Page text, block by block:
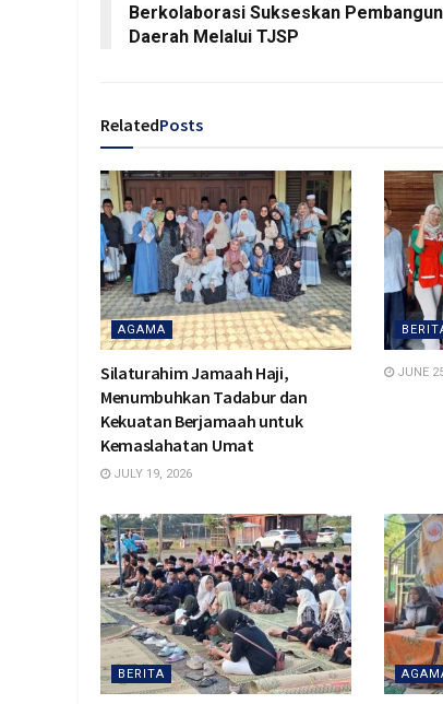
Berkolaborasi Sukseskan
Daerah Melalui TJSP
RelatedPosts
AGAMA
Silaturahim Jamaah Haji,
Menumbuhkan Tadabur dan
Kekuatan Berjamaah untuk
Kemaslahatan Umat
JULY 19, 2026
JUNE
BERITA